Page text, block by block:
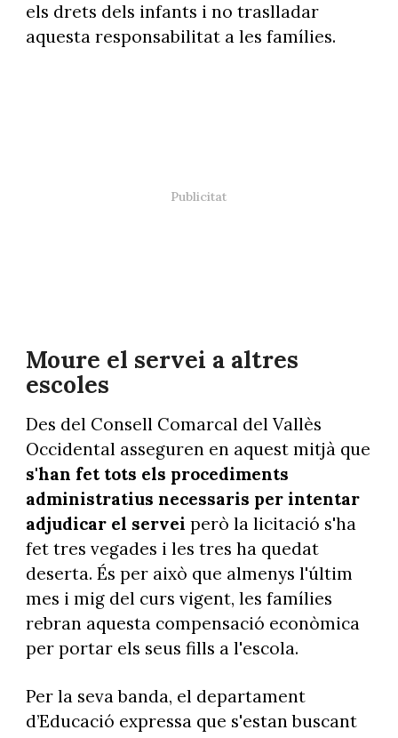
els drets dels infants i no traslladar
aquesta responsabilitat a les famílies.
Moure el servei a altres
escoles
Des del Consell Comarcal del Vallès
Occidental asseguren en aquest mitjà que
s'han fet tots els procediments
administratius necessaris per intentar
adjudicar el servei però la licitació s'ha
fet tres vegades i les tres ha quedat
deserta. És per això que almenys l'últim
mes i mig del curs vigent, les famílies
rebran aquesta compensació econòmica
per portar els seus fills a l'escola.
Per la seva banda, el departament
d’Educació expressa que s'estan buscant